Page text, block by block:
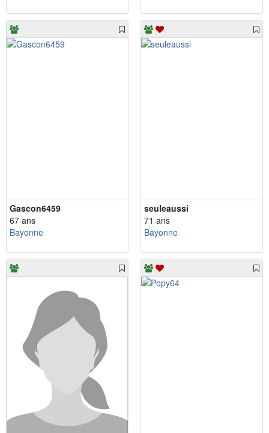
Gascon6459
67 ans
Bayonne
seuleaussi
71 ans
Bayonne